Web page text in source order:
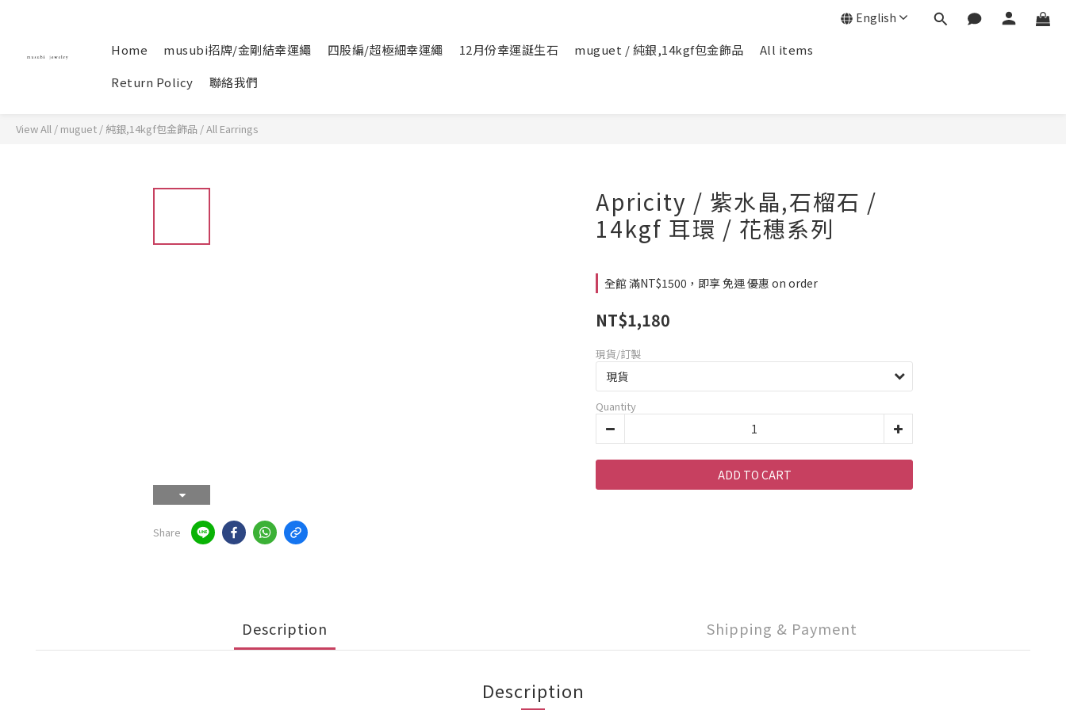
Home musubi招牌/金剛結幸運繩 四股編/超極細幸運繩 12月份幸運誕生石 muguet / 純銀,14kgf包金飾品
All items
Return Policy
聯絡我們
English
View All / muguet / 純銀,14kgf包金飾品 /All Earrings
Share
Apricity / 紫水晶,石榴石 /
14kgf 耳環 / 花穗系列
全館 滿NT$1500，即享 免運 優惠 on order
NT$1,180
現貨/訂製
Quantity
ADD TO CART
Description Shipping & Payment
Description